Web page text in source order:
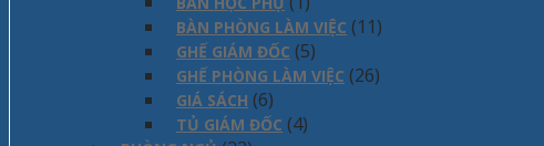
BÀN PHÒNG LÀM VIỆC (11)
GHẾ GIÁM ĐỐC (5)
GHẾ PHÒNG LÀM VIỆC (26)
GIÁ SÁCH (6)
TỦ GIÁM ĐỐC (4)